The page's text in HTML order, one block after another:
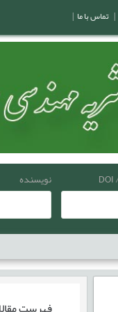
نویسنده
| تماس با ما |